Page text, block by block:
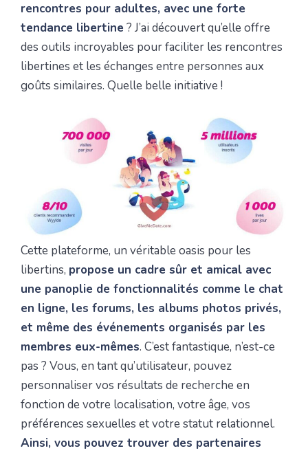
rencontres pour adultes, avec une forte
tendance libertine ? J’ai découvert qu’elle offre
des outils incroyables pour faciliter les rencontres
libertines et les échanges entre personnes aux
goûts similaires. Quelle belle initiative !
Cette plateforme, un véritable oasis pour les
libertins, propose un cadre sûr et amical avec
une panoplie de fonctionnalités comme le chat
en ligne, les forums, les albums photos privés,
et même des événements organisés par les
membres eux-mêmes. C’est fantastique, n’est-ce
pas ? Vous, en tant qu’utilisateur, pouvez
personnaliser vos résultats de recherche en
fonction de votre localisation, votre âge, vos
préférences sexuelles et votre statut relationnel.
Ainsi, vous pouvez trouver des partenaires